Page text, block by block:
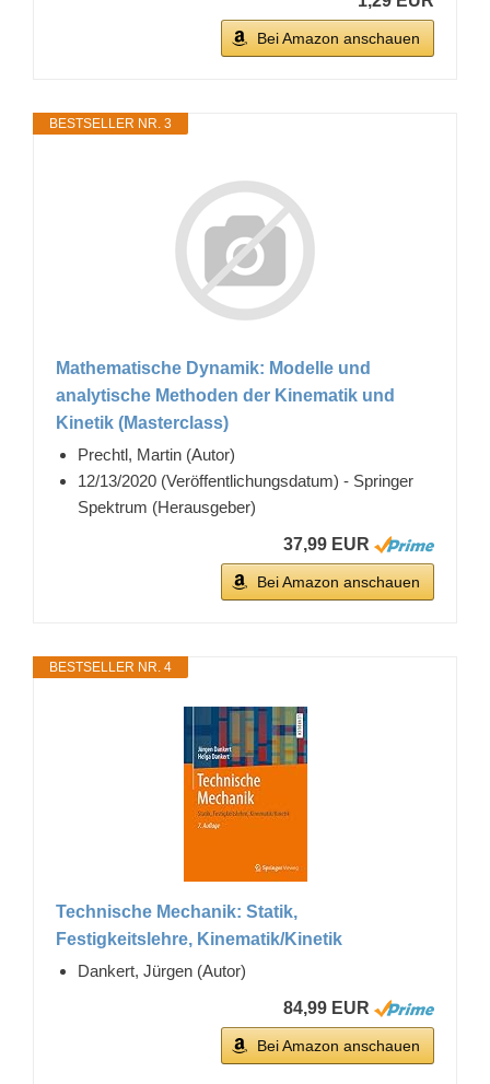
Bei Amazon anschauen
BESTSELLER NR. 3
Mathematische Dynamik: Modelle und
analytische Methoden der Kinematik und
Kinetik (Masterclass)
Prechtl, Martin (Autor)
12/13/2020 (Veröffentlichungsdatum) - Springer
Spektrum (Herausgeber)
37,99 EUR
Bei Amazon anschauen
BESTSELLER NR. 4
Technische Mechanik: Statik,
Festigkeitslehre, Kinematik/Kinetik
Dankert, Jürgen (Autor)
84,99 EUR
Bei Amazon anschauen